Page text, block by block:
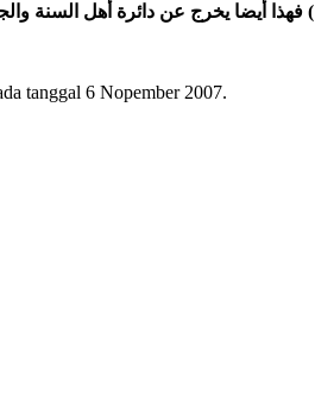
أيضا يخرج عن دائرة أهل السنة
tanggal 6 Nopember 2007.